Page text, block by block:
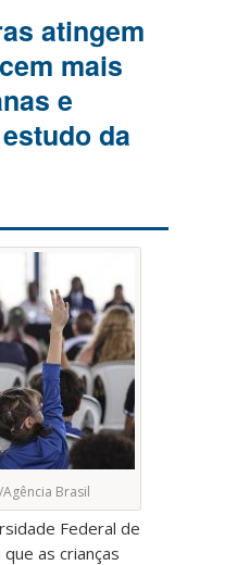
atingem
mais
e
da
Brasil
Federal de
que as crianças